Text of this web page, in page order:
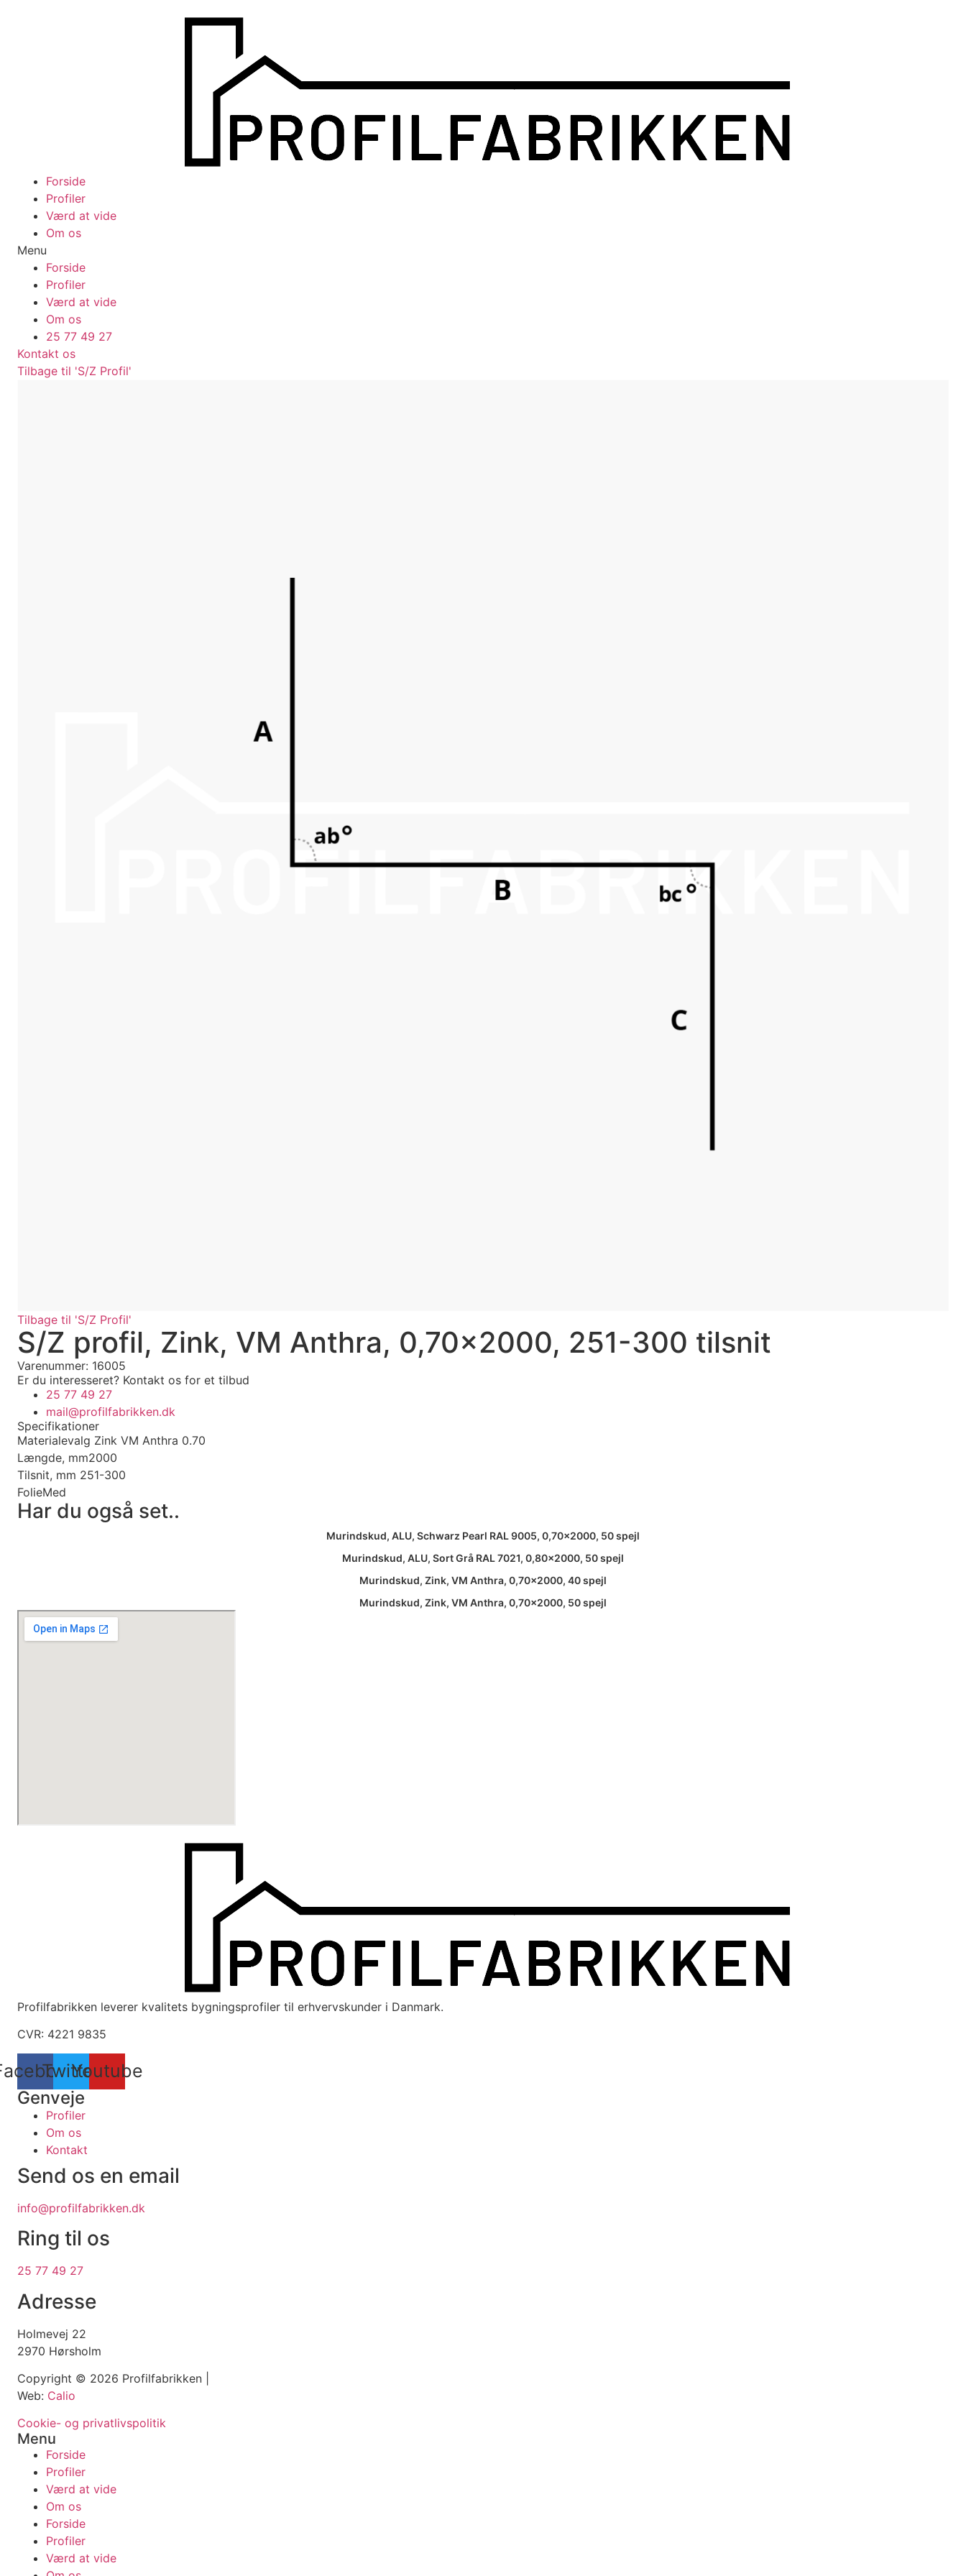
Forside
Profiler
Værd at vide
Om os
Menu
Forside
Profiler
Værd at vide
Om os
25 77 49 27
Kontakt os
Tilbage til 'S/Z Profil'
Tilbage til 'S/Z Profil'
S/Z profil, Zink, VM Anthra, 0,70×2000, 251-300 tilsnit
Varenummer: 16005
Er du interesseret? Kontakt os for et tilbud
25 77 49 27
mail@profilfabrikken.dk
Specifikationer
Materialevalg Zink VM Anthra 0.70
Længde, mm2000
Tilsnit, mm 251-300
FolieMed
Har du også set..
Murindskud, ALU, Schwarz Pearl RAL 9005, 0,70×2000, 50 spejl
Murindskud, ALU, Sort Grå RAL 7021, 0,80×2000, 50 spejl
Murindskud, Zink, VM Anthra, 0,70×2000, 40 spejl
Murindskud, Zink, VM Anthra, 0,70×2000, 50 spejl
Profilfabrikken leverer kvalitets bygningsprofiler til erhvervskunder i Danmark.
CVR: 4221 9835
TwitterYoutube
Genveje
Profiler
Om os
Kontakt
Send os en email
info@profilfabrikken.dk
Ring til os
25 77 49 27
Adresse
Holmevej 22
2970 Hørsholm
Copyright © 2026 Profilfabrikken |
Web: Calio
Cookie- og privatlivspolitik
Menu
Forside
Profiler
Værd at vide
Om os
Forside
Profiler
Værd at vide